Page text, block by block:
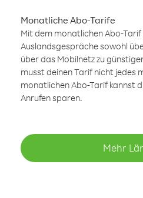
Monatliche Abo-Tarife
Mit dem monatlichen Abo-
Auslandsgespräche sowohl
über das Mobilnetz zu
musst deinen Tarif nicht jedes
monatlichen Abo-Tarif kannst
Anrufen sparen.
Mehr